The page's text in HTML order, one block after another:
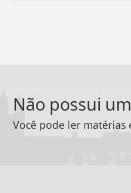
Não possui
Você pode ler matérias